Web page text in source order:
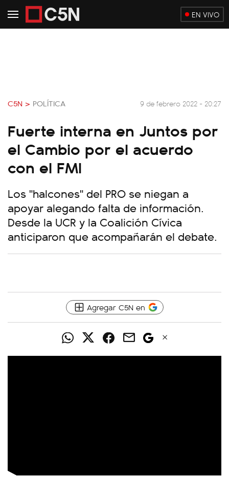
EN VIVO
C5N > POLÍTICA 9 de febrero 2022 - 20:27
Fuerte interna en Juntos por
el Cambio por el acuerdo
con el FMI
Los "halcones" del PRO se niegan a
apoyar alegando falta de información.
Desde la UCR y la Coalición Cívica
anticiparon que acompañarán el debate.
Agregar C5N en